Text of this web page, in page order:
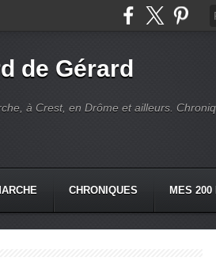
de Gérard
à Crest, en Drôme et ailleurs.
CHRONIQUES MES 200